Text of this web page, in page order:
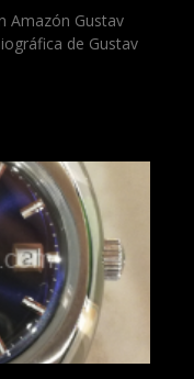
Amazón Gustav
de Gustav